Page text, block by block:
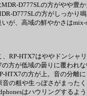
D777SLの方がやや豊
D777SLの方がしっか
が、高域の鮮やかさは
、RP-HTX7はややドンシ
方が低域の曇りに覆われ
HTX7の方が上。音の分離
音の粗や生っぽさがまっ
はハウリングする